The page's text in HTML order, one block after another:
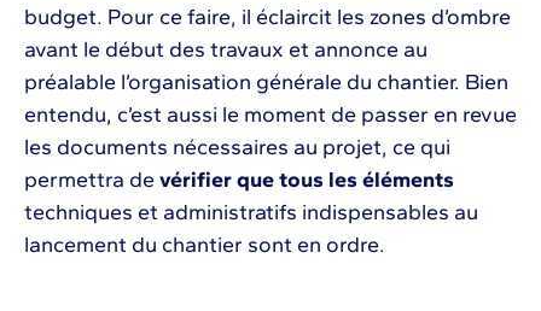
budget. Pour ce faire, il éclaircit les zones d’ombre
avant le début des travaux et annonce au
préalable l’organisation générale du chantier. Bien
entendu, c’est aussi le moment de passer en revue
les documents nécessaires au projet, ce qui
permettra de vérifier que tous les éléments
techniques et administratifs indispensables au
lancement du chantier sont en ordre.